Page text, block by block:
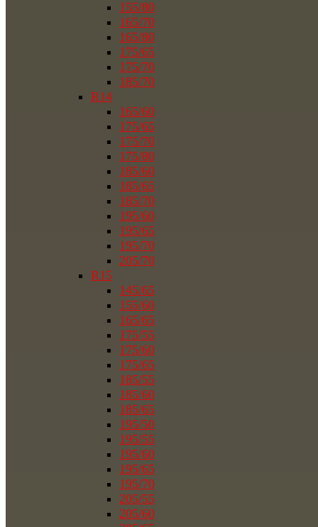
155/80
165/70
165/80
175/65
175/70
185/70
R14
165/60
175/65
175/70
175/80
185/60
185/65
185/70
195/60
195/65
195/70
205/70
R15
145/65
155/60
165/65
175/55
175/60
175/65
185/55
185/60
185/65
195/50
195/55
195/60
195/65
195/70
205/55
205/60